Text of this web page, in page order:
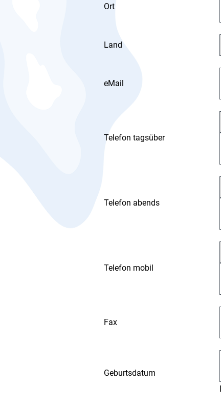
Ort
Land
eMail
Telefon tagsüber
Telefon abends
Telefon mobil
Fax
Geburtsdatum